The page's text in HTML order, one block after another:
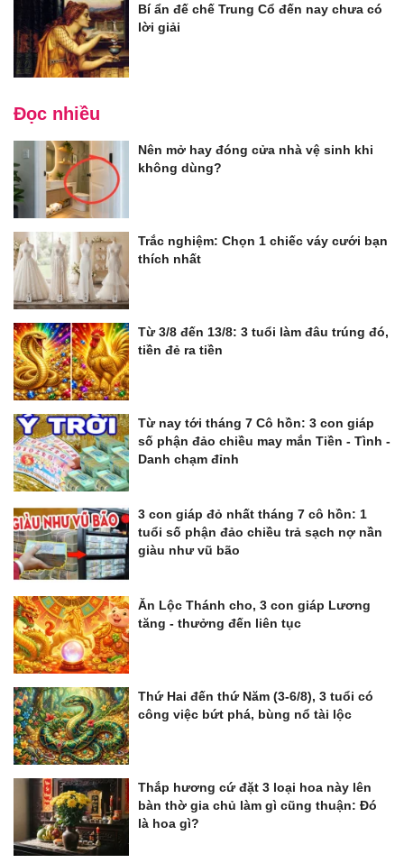
Bí ẩn đế chế Trung Cổ đến nay chưa có
lời giải
Đọc nhiều
Nên mở hay đóng cửa nhà vệ sinh khi
không dùng?
Trắc nghiệm: Chọn 1 chiếc váy cưới bạn
thích nhất
Từ 3/8 đến 13/8: 3 tuổi làm đâu trúng đó,
tiền đẻ ra tiền
Từ nay tới tháng 7 Cô hồn: 3 con giáp
số phận đảo chiều may mắn Tiền - Tình -
Danh chạm đỉnh
3 con giáp đỏ nhất tháng 7 cô hồn: 1
tuổi số phận đảo chiều trả sạch nợ nần
giàu như vũ bão
Ăn Lộc Thánh cho, 3 con giáp Lương
tăng - thưởng đến liên tục
Thứ Hai đến thứ Năm (3-6/8), 3 tuổi có
công việc bứt phá, bùng nổ tài lộc
Thắp hương cứ đặt 3 loại hoa này lên
bàn thờ gia chủ làm gì cũng thuận: Đó
là hoa gì?